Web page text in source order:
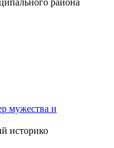
района
мужества и
историко